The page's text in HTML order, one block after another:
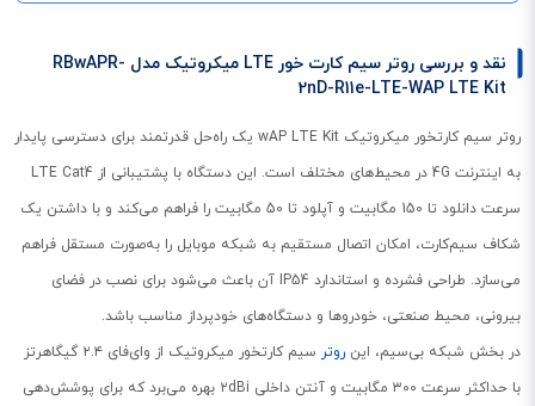
نقد و بررسی روتر سیم کارت خور LTE میکروتیک مدل RBwAPR-
2nD-R11e-LTE-WAP LTE Kit
روتر سیم کارتخور میکروتیک wAP LTE Kit یک راه‌حل قدرتمند برای دسترسی پایدار
به اینترنت 4G در محیط‌های مختلف است. این دستگاه با پشتیبانی از LTE Cat4
سرعت دانلود تا 150 مگابیت و آپلود تا 50 مگابیت را فراهم می‌کند و با داشتن یک
شکاف سیم‌کارت، امکان اتصال مستقیم به شبکه موبایل را به‌صورت مستقل فراهم
می‌سازد. طراحی فشرده و استاندارد IP54 آن باعث می‌شود برای نصب در فضای
بیرونی، محیط صنعتی، خودروها و دستگاه‌های خودپرداز مناسب باشد.
در بخش شبکه بی‌سیم، اینروتر
سیم کارتخور میکروتیک از وای‌فای ۲.۴ گیگاهرتز
با حداکثر سرعت ۳۰۰ مگابیت و آنتن داخلی ۲dBi بهره می‌برد که برای پوشش‌دهی